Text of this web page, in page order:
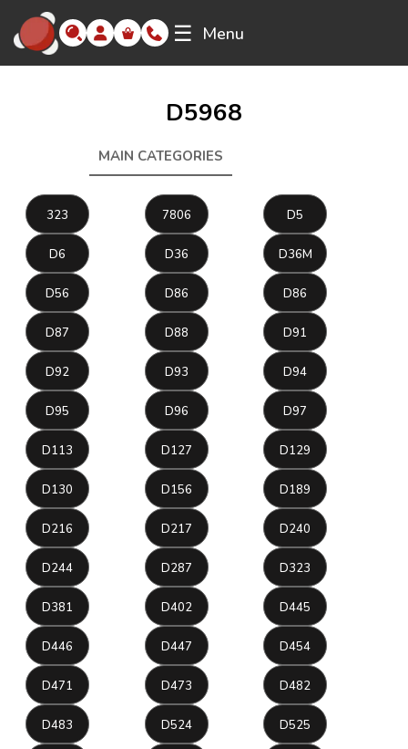
☰ Menu
D5968
MAIN CATEGORIES
323 7806 D5
D6 D36 D36M
D56 D86 D86
D87 D88 D91
D92 D93 D94
D95 D96 D97
D113 D127 D129
D130 D156 D189
D216 D217 D240
D244 D287 D323
D381 D402 D445
D446 D447 D454
D471 D473 D482
D483 D524 D525